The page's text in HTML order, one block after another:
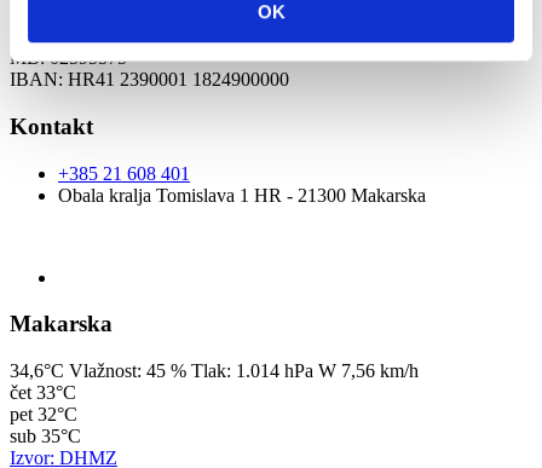
OK
OIB: 53515145212
MB: 02595575
IBAN: HR41 2390001 1824900000
Kontakt
+385 21 608 401
Obala kralja Tomislava 1 HR - 21300 Makarska
Makarska
34,6°C Vlažnost: 45 % Tlak: 1.014 hPa W 7,56 km/h
čet 33°C
pet 32°C
sub 35°C
Izvor: DHMZ